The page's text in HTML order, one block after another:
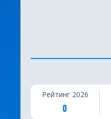
С
т
Рейтинг 2026
0